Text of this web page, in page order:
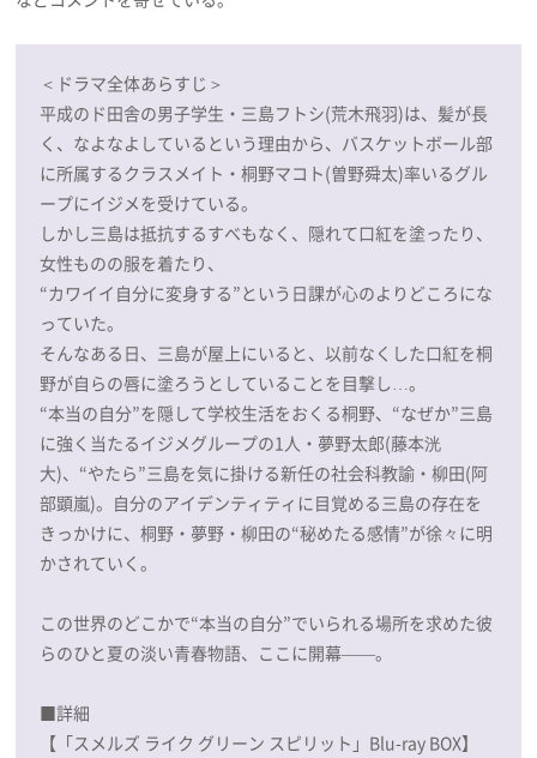
＜ドラマ全体あらすじ＞
平成のド田舎の男子学生・三島フトシ(荒木飛羽)は、髪が長
く、なよなよしているという理由から、バスケットボール部
に所属するクラスメイト・桐野マコト(曽野舜太)率いるグル
ープにイジメを受けている。
しかし三島は抵抗するすべもなく、隠れて口紅を塗ったり、
女性ものの服を着たり、
“カワイイ自分に変身する”という日課が心のよりどころにな
っていた。
そんなある日、三島が屋上にいると、以前なくした口紅を桐
野が自らの唇に塗ろうとしていることを目撃し…。
“本当の自分”を隠して学校生活をおくる桐野、“なぜか”三島
に強く当たるイジメグループの1人・夢野太郎(藤本洸
大)、“やたら”三島を気に掛ける新任の社会科教諭・柳田(阿
部顕嵐)。自分のアイデンティティに目覚める三島の存在を
きっかけに、桐野・夢野・柳田の“秘めたる感情”が徐々に明
かされていく。
この世界のどこかで“本当の自分”でいられる場所を求めた彼
らのひと夏の淡い青春物語、ここに開幕——。
■詳細
【「スメルズ ライク グリーン スピリット」Blu-ray BOX】